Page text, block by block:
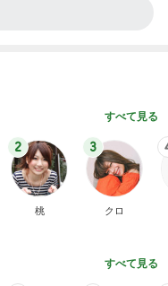
すべて見る
2
桃
3
クロ
すべて見る